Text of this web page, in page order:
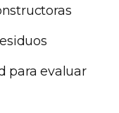
para evaluar